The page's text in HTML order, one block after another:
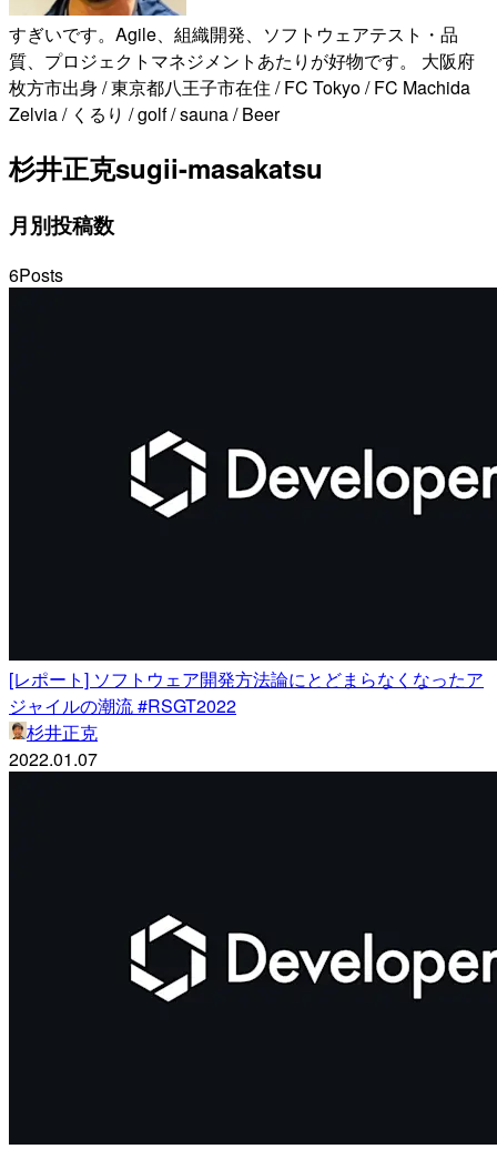
すぎいです。Agile、組織開発、ソフトウェアテスト・品
質、プロジェクトマネジメントあたりが好物です。 大阪府
枚方市出身 / 東京都八王子市在住 / FC Tokyo / FC Machida
Zelvia / くるり / golf / sauna / Beer
杉井正克sugii-masakatsu
月別投稿数
6Posts
[レポート] ソフトウェア開発方法論にとどまらなくなったア
ジャイルの潮流 #RSGT2022
杉井正克
2022.01.07